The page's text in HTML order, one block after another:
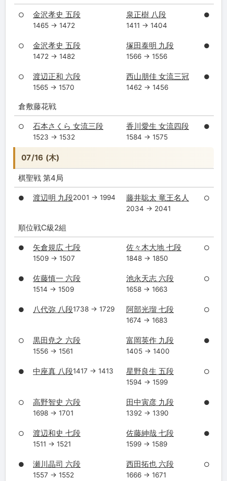
○ 金沢孝史 五段
1465 → 1472
泉正樹 八段
1411 → 1404
●
○ 金沢孝史 五段
1472 → 1482
塚田泰明 九段
1566 → 1556
●
○ 渡辺正和 六段
1565 → 1570
西山朋佳 女流三冠
1462 → 1456
●
倉敷藤花戦
○ 石本さくら 女流三段
1523 → 1532
香川愛生 女流四段
1584 → 1575
●
07/16 (木)
棋聖戦 第4局
● 渡辺明 九段2001 → 1994 藤井聡太 竜王名人
2034 → 2041
○
順位戦C級2組
● 矢倉規広 七段
1509 → 1507
佐々木大地 七段
1848 → 1850
○
● 佐藤慎一 六段
1514 → 1509
池永天志 六段
1658 → 1663
○
● 八代弥 八段1738 → 1729 阿部光瑠 七段
1674 → 1683
○
○ 黒田尭之 六段
1556 → 1561
富岡英作 九段
1405 → 1400
●
● 中座真 八段1417 → 1413 星野良生 五段
1594 → 1599
○
○ 高野智史 六段
1698 → 1701
田中寅彦 九段
1392 → 1390
●
○ 渡辺和史 七段
1511 → 1521
佐藤紳哉 七段
1599 → 1589
●
● 瀬川晶司 六段
1557 → 1552
西田拓也 六段
1666 → 1671
○